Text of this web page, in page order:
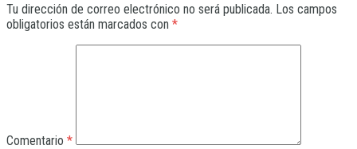
Tu dirección de correo electrónico no será publicada. Los campos
obligatorios están marcados con *
Comentario *